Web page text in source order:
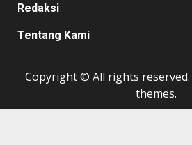
Redaksi
Tentang Kami
Copyright © All rights reserved.
themes.